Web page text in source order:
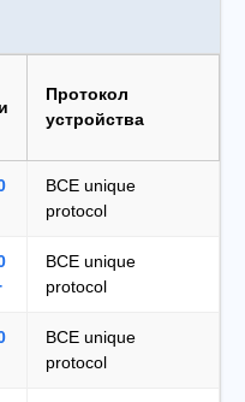
Протокол
устройства
BCE unique
protocol
BCE unique
protocol
BCE unique
protocol